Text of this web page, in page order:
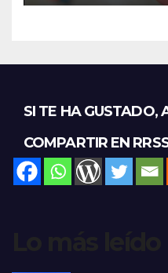
SI TE HA GUSTADO,
COMPARTIR EN